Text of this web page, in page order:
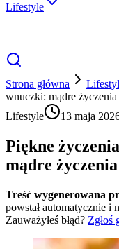
Lifestyle
Strona główna
wnuczki: mądre
Lifestyle
13 maja
Piękne
mądre
Treść wygenerowana
powstał automatycznie i
Zauważyłeś błąd? Zgłoś